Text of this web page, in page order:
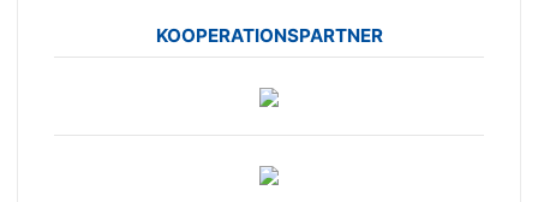
KOOPERATIONSPARTNER